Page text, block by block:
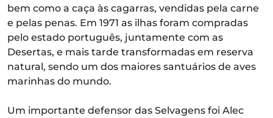
bem como a caça às cagarras, vendidas pela carne
e pelas penas. Em 1971 as ilhas foram compradas
pelo estado português, juntamente com as
Desertas, e mais tarde transformadas em reserva
natural, sendo um dos maiores santuários de aves
marinhas do mundo.
Um importante defensor das Selvagens foi Alec